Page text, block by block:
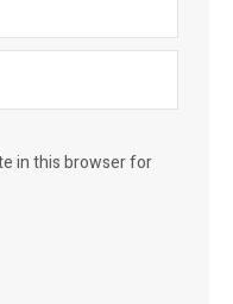
in this browser for